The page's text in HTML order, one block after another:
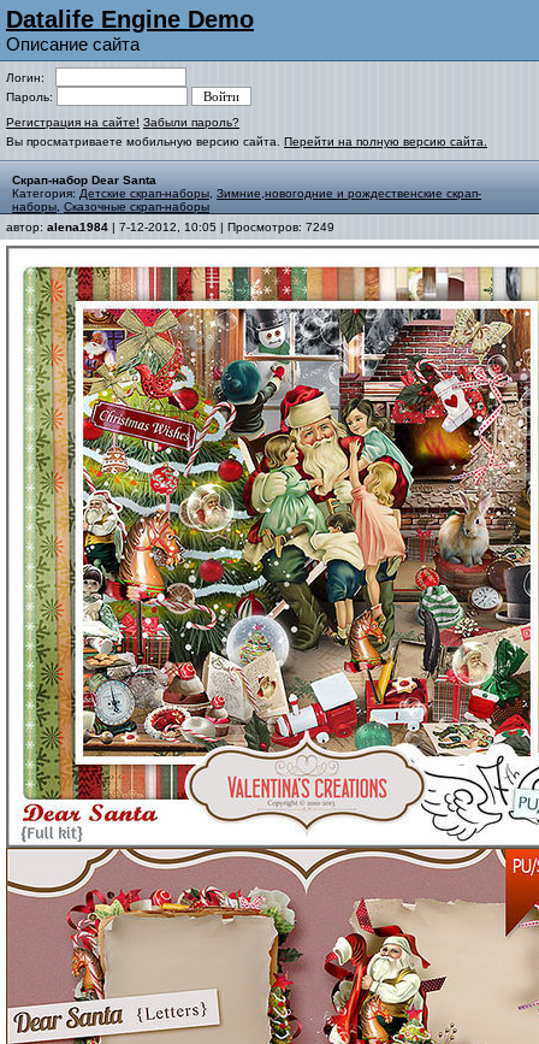
Datalife Engine Demo
Описание сайта
Логин:
Пароль:
Регистрация на сайте! Забыли пароль?
Вы просматриваете мобильную версию сайта. Перейти на полную версию сайта.
Скрап-набор Dear Santa
Категория: Детские скрап-наборы Зимние,новогодние и рождественские скрап-
наборы Сказочные скрап-наборы
автор: alena1984 | 7-12-2012, 10:05 | Просмотров: 7249